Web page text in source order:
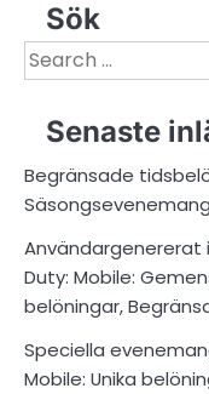
Sök
Search
for:
Senaste
Begränsade
Användargenererat
Duty: Mobile:
belöningar,
Speciella
Mobile: Unika